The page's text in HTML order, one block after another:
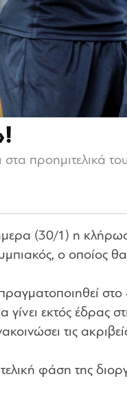
προημιτελικά
(30/1) η
ο οποίος
γίνει εκτός έδρας
τις
φάση της